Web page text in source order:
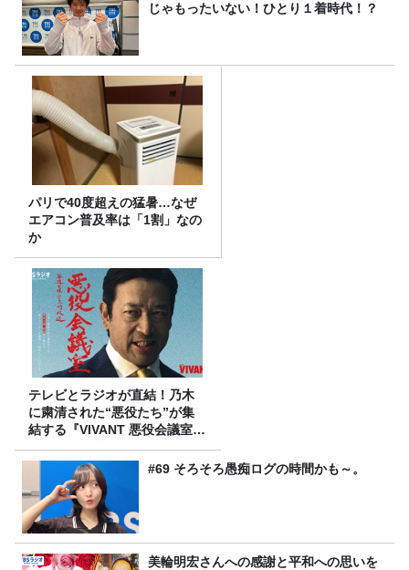
じゃもったいない！ひとり１着時代！？
パリで40度超えの猛暑…なぜ
エアコン普及率は「1割」なの
か
テレビとラジオが直結！乃木
に粛清された“悪役たち”が集
結する『VIVANT 悪役会議室』
7/26(日)23時スタート！
#69 そろそろ愚痴ログの時間かも～。
美輪明宏さんへの感謝と平和への思いを